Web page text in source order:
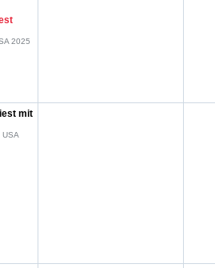
2025
mit